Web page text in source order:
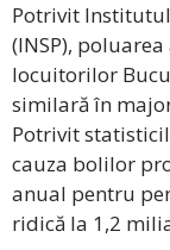
Potrivit
(INSP),
locuitorilor
similară în
Potrivit
cauza bolilor
anual pentru
ridică la 1,2